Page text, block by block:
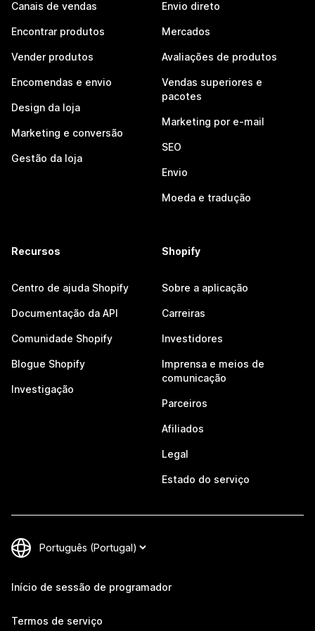
Canais de vendas
Encontrar produtos
Vender produtos
Encomendas e envio
Design da loja
Marketing e conversão
Gestão da loja
Envio direto
Mercados
Avaliações de produtos
Vendas superiores e
pacotes
Marketing por e-mail
SEO
Envio
Moeda e tradução
Recursos
Centro de ajuda Shopify
Documentação da API
Comunidade Shopify
Blogue Shopify
Investigação
Shopify
Sobre a aplicação
Carreiras
Investidores
Imprensa e meios de
comunicação
Parceiros
Afiliados
Legal
Estado do serviço
Início de sessão de programador
Termos de serviço